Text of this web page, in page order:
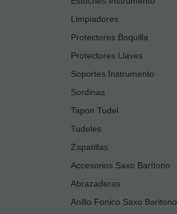
Limpiadores
Protectores Boquilla
Protectores Llaves
Soportes Instrumento
Sordinas
Tapon Tudel
Tudeles
Zapatillas
Accesorios Saxo Barítono
Abrazaderas
Anillo Fonico Saxo Baritono